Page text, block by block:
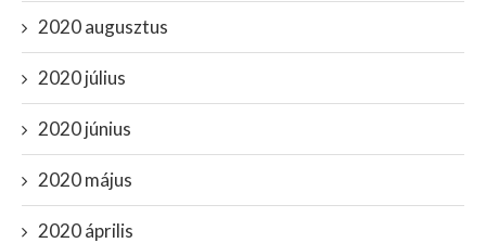
2020 augusztus
2020 július
2020 június
2020 május
2020 április